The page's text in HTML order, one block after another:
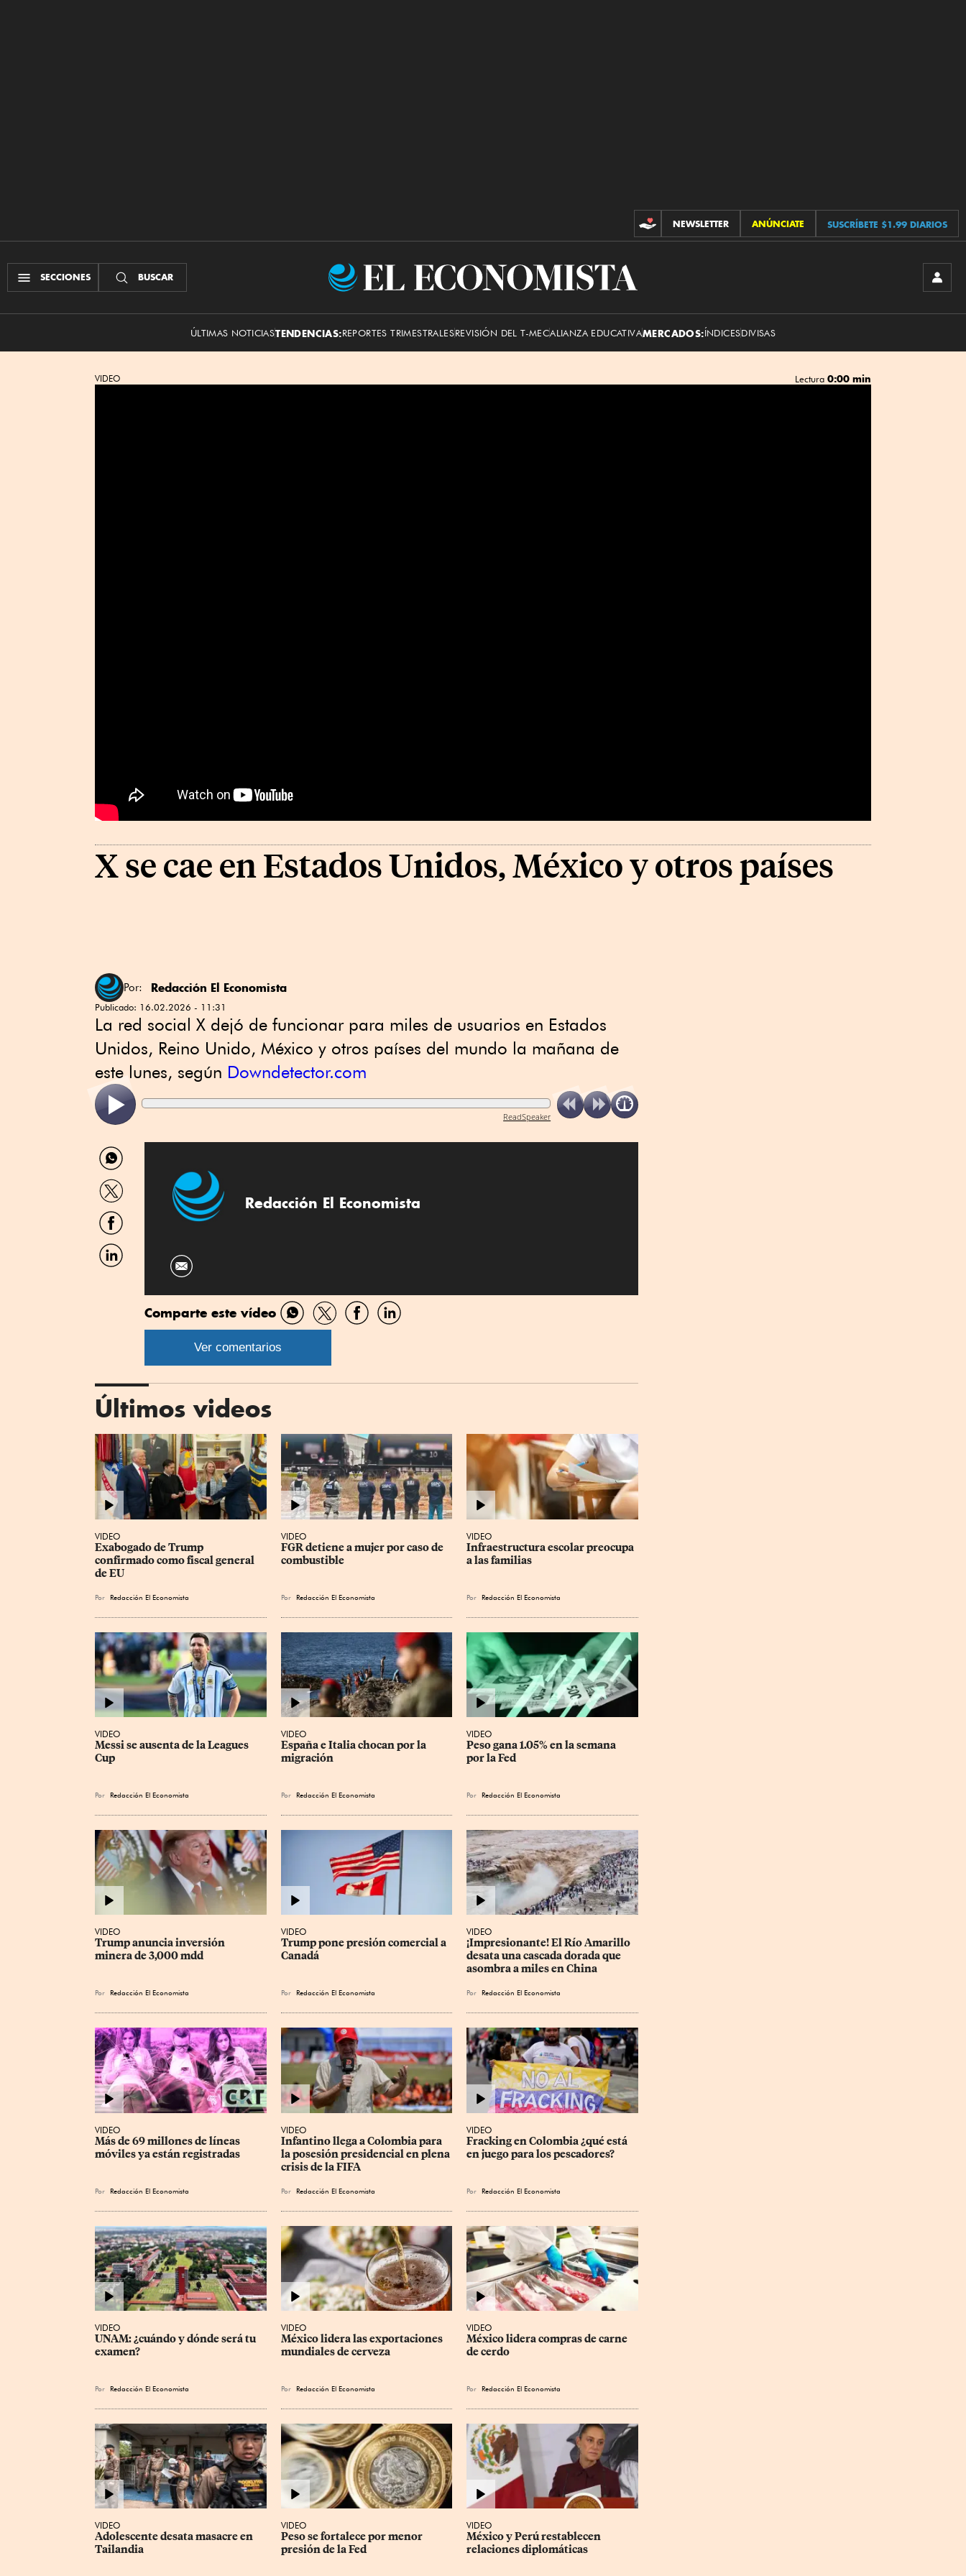
CONTRIBUCIONES
NEWSLETTER ANÚNCIATE SUSCRÍBETE $1.99 DIARIOS
SECCIONES BUSCAR
El
ÚLTIMAS NOTICIASTENDENCIAS:REPORTES TRIMESTRALESREVISIÓN DEL T-MECALIANZA EDUCATIVAMERCADOS:ÍNDICESDIVISAS
VIDEO Lectura 0:00 min
X se cae en Estados Unidos, México y otros países
Por: Redacción El Economista
Publicado: 16.02.2026 - 11:31
La red social ⁠X dejó de funcionar para miles ‌de usuarios ⁠en Estados
Unidos, Reino ‌Unido, México y otros países del mundo la mañana de
este lunes, según Downdetector.com
ReadSpeaker
Compartir
por
WhatsApp
Compartir
por
Twitter
Compartir
por
Facebook
Compartir
por
Redacción El Economista
Comparte este vídeo
Compartir
por
Compartir
por
CompartirCompartir
Ver comentarios
Últimos videos
VIDEO
Exabogado de Trump
confirmado como fiscal general
de EU
Por Redacción El Economista
VIDEO
FGR detiene a mujer por caso de
combustible
Por Redacción El Economista
VIDEO
Infraestructura escolar preocupa
a las familias
Por Redacción El Economista
VIDEO
Messi se ausenta de la Leagues
Cup
Por Redacción El Economista
VIDEO
España e Italia chocan por la
migración
Por Redacción El Economista
VIDEO
Peso gana 1.05% en la semana
por la Fed
Por Redacción El Economista
VIDEO
Trump anuncia inversión
minera de 3,000 mdd
Por Redacción El Economista
VIDEO
Trump pone presión comercial a
Canadá
Por Redacción El Economista
VIDEO
¡Impresionante! El Río Amarillo
desata una cascada dorada que
asombra a miles en China
Por Redacción El Economista
VIDEO
Más de 69 millones de líneas
móviles ya están registradas
Por Redacción El Economista
VIDEO
Infantino llega a Colombia para
la posesión presidencial en plena
crisis de la FIFA
Por Redacción El Economista
VIDEO
Fracking en Colombia ¿qué está
en juego para los pescadores?
Por Redacción El Economista
VIDEO
UNAM: ¿cuándo y dónde será tu
examen?
Por Redacción El Economista
VIDEO
México lidera las exportaciones
mundiales de cerveza
Por Redacción El Economista
VIDEO
México lidera compras de carne
de cerdo
Por Redacción El Economista
VIDEO
Adolescente desata masacre en
Tailandia
VIDEO
Peso se fortalece por menor
presión de la Fed
VIDEO
México y Perú restablecen
relaciones diplomáticas